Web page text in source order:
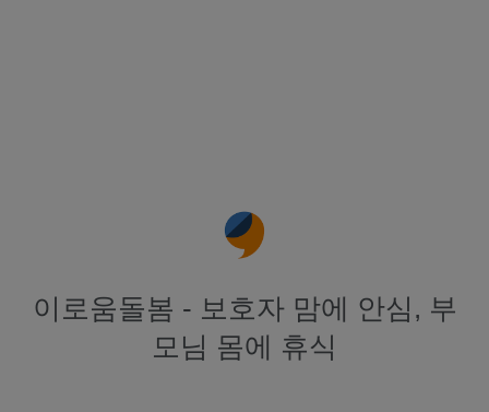
이로움돌봄 - 보호자 맘에 안심, 부
모님 몸에 휴식